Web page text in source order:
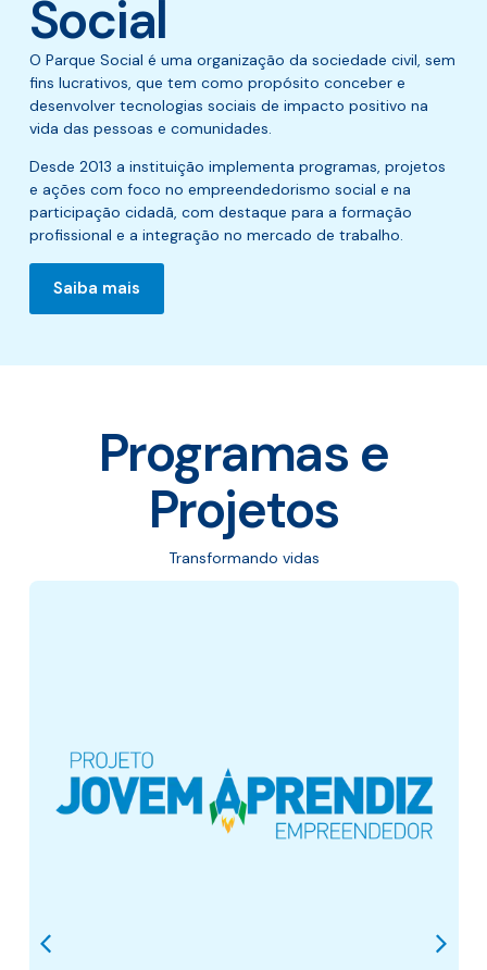
Social
O Parque Social é uma organização da sociedade civil, sem
fins lucrativos, que tem como propósito conceber e
desenvolver tecnologias sociais de impacto positivo na
vida das pessoas e comunidades.
Desde 2013 a instituição implementa programas, projetos
e ações com foco no empreendedorismo social e na
participação cidadã, com destaque para a formação
profissional e a integração no mercado de trabalho.
Saiba mais
Programas e
Projetos
Transformando vidas